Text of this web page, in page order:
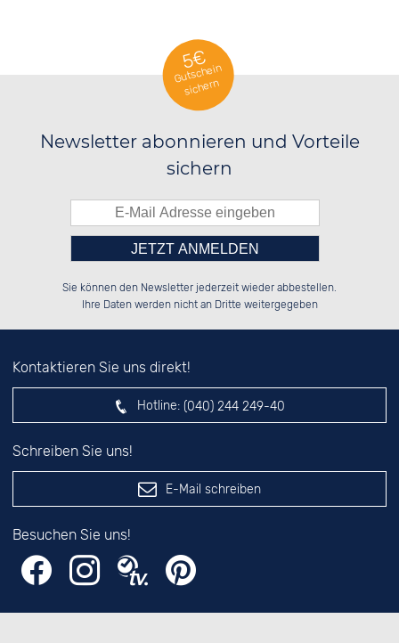
5€
Gutschein
sichern
Newsletter abonnieren und Vorteile
sichern
░░████░░░░░░██░░██░░██░░░░░░██░░
░░░░██░░░░████░░██████░░░░████░░
░░░░██░░░░░░██░░██░░██░░██░░░░░░
Bitte tragen Sie die Zahl in
das nebenstehende Feld ein.
Sie können den Newsletter jederzeit wieder abbestellen.
Ihre Daten werden nicht an Dritte weitergegeben
Kontaktieren Sie uns direkt!
Hotline: (040) 244 249-40
Schreiben Sie uns!
E-Mail schreiben
Besuchen Sie uns!